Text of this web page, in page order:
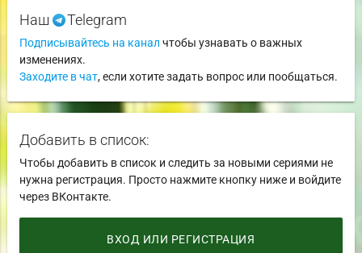
Наш Telegram
Подписывайтесь на канал чтобы узнавать о важных
изменениях.
Заходите в чат, если хотите задать вопрос или пообщаться.
Добавить в список:
Чтобы добавить в список и следить за новыми сериями не
нужна регистрация. Просто нажмите кнопку ниже и войдите
через ВКонтакте.
ВХОД ИЛИ РЕГИСТРАЦИЯ